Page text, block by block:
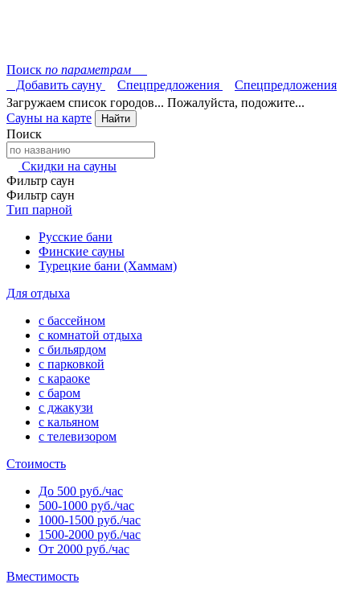
Поиск по параметрам
Добавить сауну
Спецпредложения
Спецпредложения
Загружаем список городов... Пожалуйста, подожите...
Сауны на карте
Найти
Поиск
Скидки на сауны
Фильтр саун
Фильтр саун
Тип парной
Русские бани
Финские сауны
Турецкие бани (Хаммам)
Для отдыха
с бассейном
с комнатой отдыха
с бильярдом
с парковкой
с караоке
с баром
с джакузи
с кальяном
с телевизором
Стоимость
До 500 руб./час
500-1000 руб./час
1000-1500 руб./час
1500-2000 руб./час
От 2000 руб./час
Вместимость